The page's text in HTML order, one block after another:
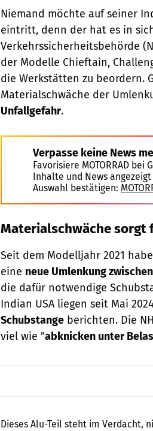
Niemand möchte auf seiner
eintritt, denn der hat es in
Verkehrssicherheitsbehörde
der Modelle Chieftain,
die Werkstätten zu beordern.
Materialschwäche der
Unfallgefahr.
Verpasse keine News
Favorisiere MOTORRAD
Inhalte und News
Auswahl bestätigen:
Materialschwäche sorgt
Seit dem Modelljahr 2021
eine neue Umlenkung
die dafür notwendige
Indian USA liegen seit Mai
Schubstange berichten. Die
viel wie "abknicken unter
Dieses Alu-Teil steht im Verdacht,